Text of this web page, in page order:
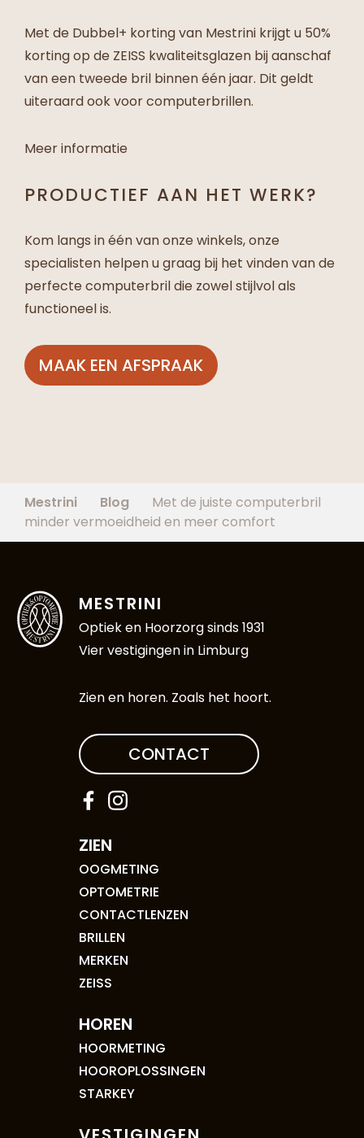
Met de Dubbel+ korting van Mestrini krijgt u 50%
korting op de ZEISS kwaliteitsglazen bij aanschaf
van een tweede bril binnen één jaar. Dit geldt
uiteraard ook voor computerbrillen.
Meer informatie
PRODUCTIEF AAN HET WERK?
Kom langs in één van onze winkels, onze
specialisten helpen u graag bij het vinden van de
perfecte computerbril die zowel stijlvol als
functioneel is.
MAAK EEN AFSPRAAK
Mestrini Blog
Met de juiste computerbril
minder vermoeidheid en meer comfort
MESTRINI
Optiek en Hoorzorg sinds 1931
Vier vestigingen in Limburg
Zien en horen. Zoals het hoort.
CONTACT
ZIEN
OOGMETING
OPTOMETRIE
CONTACTLENZEN
BRILLEN
MERKEN
ZEISS
HOREN
HOORMETING
HOOROPLOSSINGEN
STARKEY